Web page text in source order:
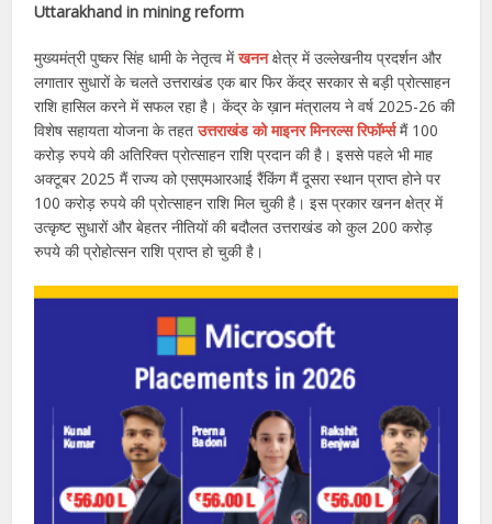
Uttarakhand in mining reform
मुख्यमंत्री पुष्कर सिंह धामी के नेतृत्व मेंखननक्षेत्र में उल्लेखनीय प्रदर्शन और
लगातार सुधारों के चलते उत्तराखंड एक बार फिर केंद्र सरकार से बड़ी प्रोत्साहन
राशि हासिल करने में सफल रहा है। केंद्र के ख़ान मंत्रालय ने वर्ष 2025-26 की
विशेष सहायता योजना के तहतउत्तराखंड को माइनर मिनरल्स रिफॉर्म्समैं 100
करोड़ रुपये की अतिरिक्त प्रोत्साहन राशि प्रदान की है। इससे पहले भी माह
अक्टूबर 2025 मैं राज्य को एसएमआरआई रैंकिंग मैं दूसरा स्थान प्राप्त होने पर
100 करोड़ रुपये की प्रोत्साहन राशि मिल चुकी है। इस प्रकार खनन क्षेत्र में
उत्कृष्ट सुधारों और बेहतर नीतियों की बदौलत उत्तराखंड को कुल 200 करोड़
रुपये की प्रोहोत्सन राशि प्राप्त हो चुकी है।